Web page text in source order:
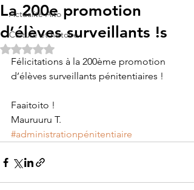
Actualité Aito
Culture et histoire
La 200e promotion
d’élèves surveillants !s
Noté NaN étoiles sur 5.
Félicitations à la 200ème promotion
d’élèves surveillants pénitentiaires !
Faaitoito !
Mauruuru T.
#administrationpénitentiaire